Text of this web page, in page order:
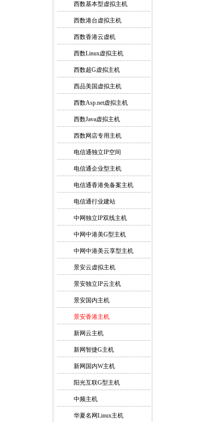
西数基本型虚拟主机
西数港台虚拟主机
西数香港云虚机
西数Linux虚拟主机
西数超G虚拟主机
西品美国虚拟主机
西数Asp.net虚拟主机
西数Java虚拟主机
西数网店专用主机
电信通独立IP空间
电信通企业型主机
电信通香港免备案主机
电信通行业建站
中网独立IP双线主机
中网中港美G型主机
中网中港美云享型主机
景安云虚拟主机
景安独立IP云主机
景安国内主机
景安香港主机
新网云主机
新网智捷G主机
新网国内W主机
阳光互联G型主机
中频主机
华夏名网Linux主机